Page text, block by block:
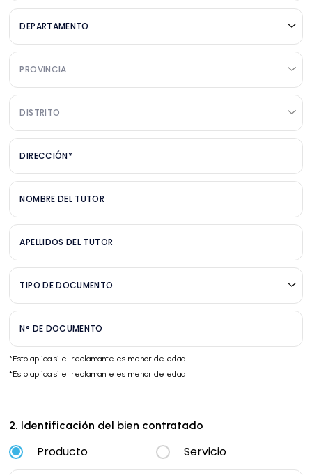
DEPARTAMENTO
PROVINCIA
DISTRITO
DIRECCIÓN*
NOMBRE DEL TUTOR
APELLIDOS DEL TUTOR
TIPO DE DOCUMENTO
N° DE DOCUMENTO
*Esto aplica si el reclamante es menor de edad
*Esto aplica si el reclamante es menor de edad
2. Identificación del bien contratado
Producto Servicio